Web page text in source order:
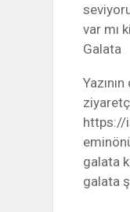
var mı
Galata
https://
galata
galata